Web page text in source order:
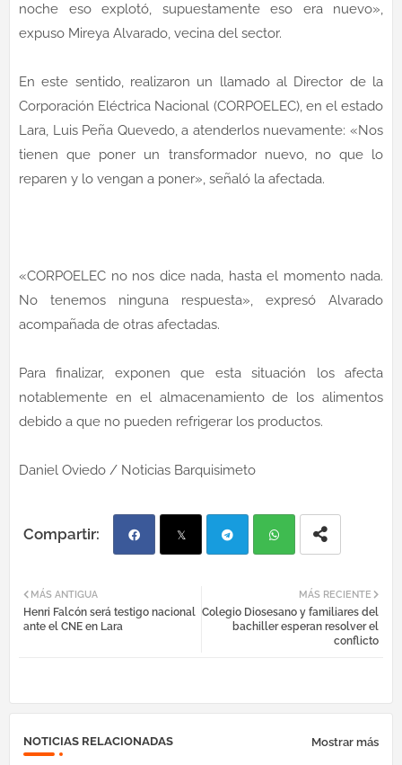
noche eso explotó, supuestamente eso era nuevo»,
expuso Mireya Alvarado, vecina del sector.
En este sentido, realizaron un llamado al Director de la
Corporación Eléctrica Nacional (CORPOELEC), en el estado
Lara, Luis Peña Quevedo, a atenderlos nuevamente: «Nos
tienen que poner un transformador nuevo, no que lo
reparen y lo vengan a poner», señaló la afectada.
«CORPOELEC no nos dice nada, hasta el momento nada.
No tenemos ninguna respuesta», expresó Alvarado
acompañada de otras afectadas.
Para finalizar, exponen que esta situación los afecta
notablemente en el almacenamiento de los alimentos
debido a que no pueden refrigerar los productos.
Daniel Oviedo / Noticias Barquisimeto
ebo tter egr atsa
MÁS RECIENTE
Colegio Diosesano y familiares del
bachiller esperan resolver el
conflicto
MÁS ANTIGUA
Henri Falcón será testigo nacional
ante el CNE en Lara
NOTICIAS RELACIONADAS Mostrar más